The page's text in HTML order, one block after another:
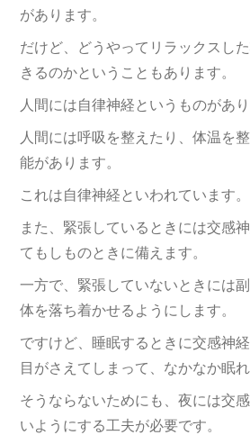
があります。
だけど、どうやってリラックスし
きるのかということもあります。
人間には自律神経というものがあり
人間には呼吸を整えたり、体温を
能があります。
これは自律神経といわれています。
また、緊張しているときには交感
てもしものときに備えます。
一方で、緊張していないときには
体を落ち着かせるようにします。
ですけど、睡眠するときに交感神
目がさえてしまって、なかなか眠
そうならないためにも、夜には交
いようにする工夫が必要です。